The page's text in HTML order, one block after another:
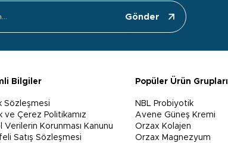
Gönder
Bilgiler
Sözleşmesi
ve Çerez Politikamız
Verilerin Korunması Kanunu
Satış Sözleşmesi
Popüler Ürün Grupları
NBL Probiyotik
Avene Güneş Kremi
Orzax Kolajen
Orzax Magnezyum